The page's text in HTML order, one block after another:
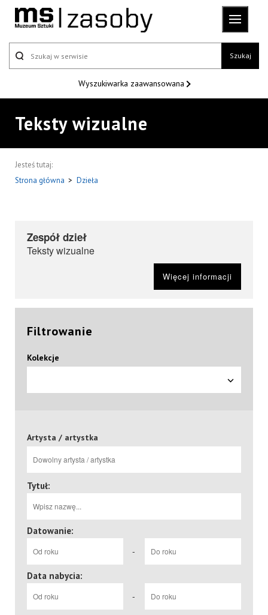
Szukaj
Wyszukiwarka zaawansowana
Teksty wizualne
Jesteś tutaj:
Strona główna > Dzieła
Zespół dzieł
Teksty wizualne
Więcej informacji
Filtrowanie
Kolekcje
Artysta / artystka
Tytuł:
Datowanie:
-
Data nabycia:
-